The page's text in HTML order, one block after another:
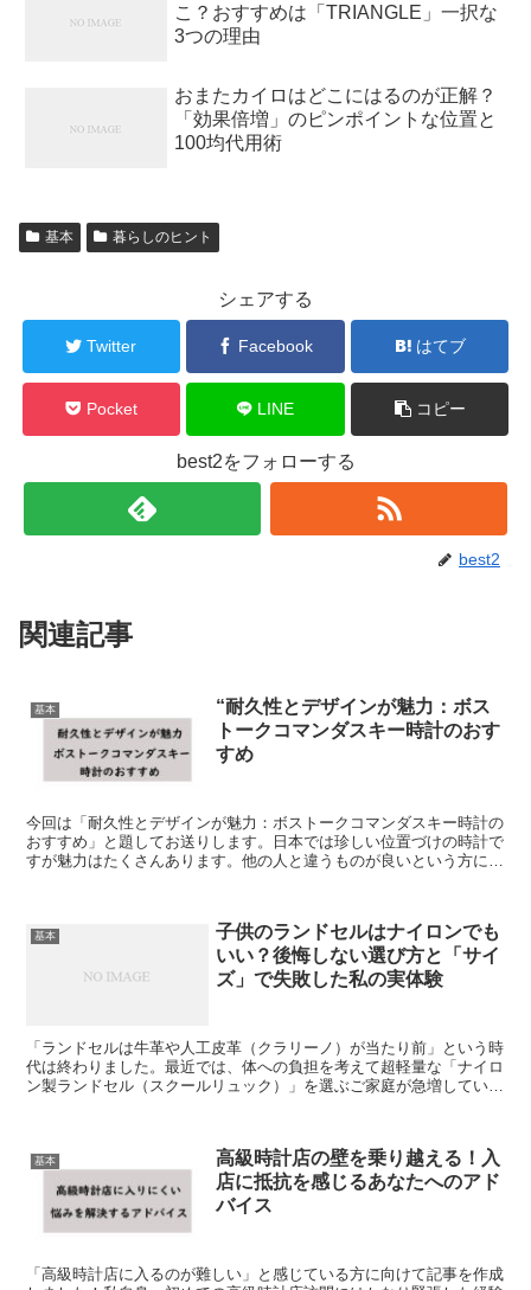
こ？おすすめは「TRIANGLE」一択な
3つの理由
おまたカイロはどこにはるのが正解？
「効果倍増」のピンポイントな位置と
100均代用術
基本 暮らしのヒント
シェアする
Twitter Facebook はてブ
Pocket LINE コピー
best2をフォローする
best2
関連記事
基本
“耐久性とデザインが魅力：ボス
トークコマンダスキー時計のおす
すめ
今回は「耐久性とデザインが魅力：ボストークコマンダスキー時計の
おすすめ」と題してお送りします。日本では珍しい位置づけの時計で
すが魅力はたくさんあります。他の人と違うものが良いという方に是
基本
子供のランドセルはナイロンでも
いい？後悔しない選び方と「サイ
ズ」で失敗した私の実体験
「ランドセルは牛革や人工皮革（クラリーノ）が当たり前」という時
代は終わりました。最近では、体への負担を考えて超軽量な「ナイロ
ン製ランドセル（スクールリュック）」を選ぶご家庭が急増していま
基本
高級時計店の壁を乗り越える！入
店に抵抗を感じるあなたへのアド
バイス
「高級時計店に入るのが難しい」と感じている方に向けて記事を作成